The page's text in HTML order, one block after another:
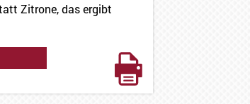
Zitrone, das ergibt